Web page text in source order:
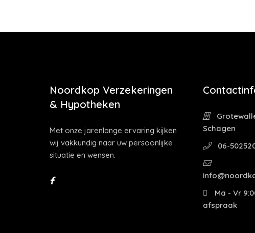
Noordkop Verzekeringen
& Hypotheken
Met onze jarenlange ervaring kijken
wij vakkundig naar uw persoonlijke
situatie en wensen.
Schagen
06-
Ma - Vr
afspraak